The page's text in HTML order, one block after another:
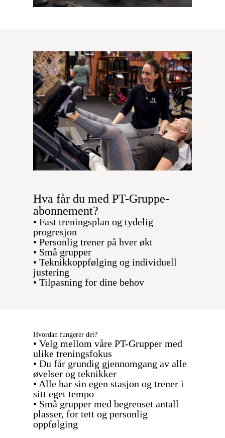
Hva får du med PT-Gruppe-
abonnement?
• Fast treningsplan og tydelig
progresjon
• Personlig trener på hver økt
• Små grupper
• Teknikkoppfølging og individuell
justering
• Tilpasning for dine behov
Hvordan fungerer det?
• Velg mellom våre PT-Grupper med
ulike treningsfokus
• Du får grundig gjennomgang av alle
øvelser og teknikker
• Alle har sin egen stasjon og trener i
sitt eget tempo
• Små grupper med begrenset antall
plasser, for tett og personlig
oppfølging